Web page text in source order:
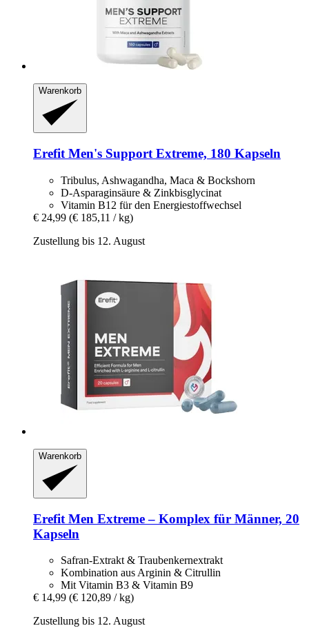
Warenkorb
Erefit Men's Support Extreme, 180 Kapseln
Tribulus, Ashwagandha, Maca & Bockshorn
D-Asparaginsäure & Zinkbisglycinat
Vitamin B12 für den Energiestoffwechsel
€ 24,99 (€ 185,11 / kg)
Zustellung bis 12. August
Warenkorb
Erefit Men Extreme – Komplex für Männer, 20
Kapseln
Safran-Extrakt & Traubenkernextrakt
Kombination aus Arginin & Citrullin
Mit Vitamin B3 & Vitamin B9
€ 14,99 (€ 120,89 / kg)
Zustellung bis 12. August